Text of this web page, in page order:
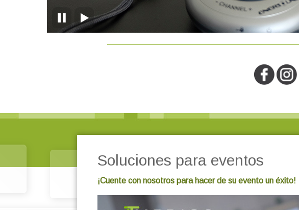
Soluciones para eventos
¡Cuente con nosotros para hacer de su evento un éxito!